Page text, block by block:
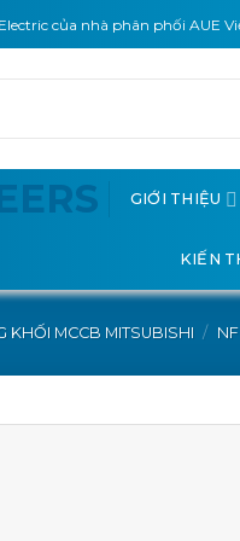
của nhà phân phối AUE
GIỚI THIỆU
KIẾN
KHỐI MCCB MITSUBISHI /